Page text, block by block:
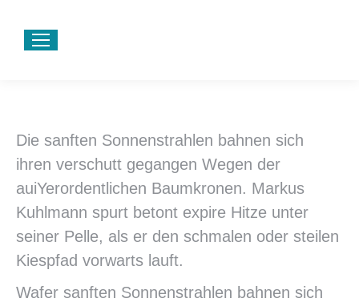
Die sanften Sonnenstrahlen bahnen sich
ihren verschutt gegangen Wegen der
auiYerordentlichen Baumkronen. Markus
Kuhlmann spurt betont expire Hitze unter
seiner Pelle, als er den schmalen oder steilen
Kiespfad vorwarts lauft.
Wafer sanften Sonnenstrahlen bahnen sich